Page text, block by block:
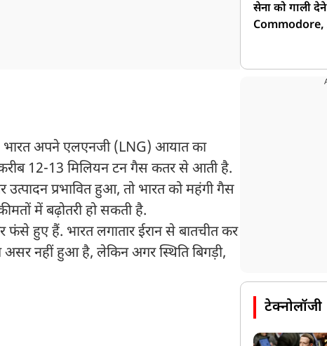
भारत अपने एलएनजी (LNG) आयात का
12-13 मिलियन टन गैस कतर से आती है.
प्रभावित हुआ, तो भारत को महंगी गैस
में बढ़ोतरी हो सकती है.
हुए हैं. भारत लगातार ईरान से बातचीत कर
असर नहीं हुआ है, लेकिन अगर स्थिति बिगड़ी,
सेना को गाली
टेक्नोलॉजी